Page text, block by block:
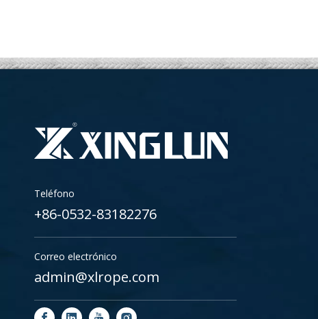
Teléfono
+86-0532-83182276
Correo electrónico
admin@xlrope.com